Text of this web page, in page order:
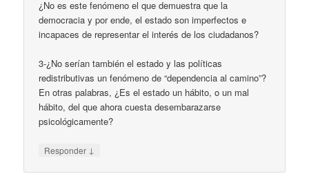
¿No es este fenómeno el que demuestra que la
democracia y por ende, el estado son imperfectos e
incapaces de representar el interés de los ciudadanos?
3-¿No serían también el estado y las políticas
redistributivas un fenómeno de “dependencia al camino”?
En otras palabras, ¿Es el estado un hábito, o un mal
hábito, del que ahora cuesta desembarazarse
psicológicamente?
Responder ↓